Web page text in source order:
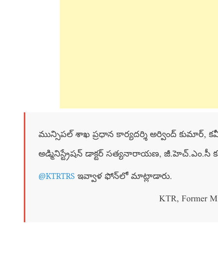
మున్సిపల్ శాఖ ప్రధాన కార్యదర్శి అర్వింద్ కుమార్,
అడ్మినిస్ట్రేషన్ డాక్టర్ సత్యనారాయణ, జీ.హెచ్.ఎం.సీ
@KTRTRS ఇవ్వాళ ఫోన్‌లో మాట్లాడారు.